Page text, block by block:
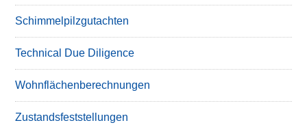
Schimmelpilzgutachten
Technical Due Diligence
Wohnflächenberechnungen
Zustandsfeststellungen